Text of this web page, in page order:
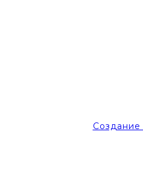
Создание